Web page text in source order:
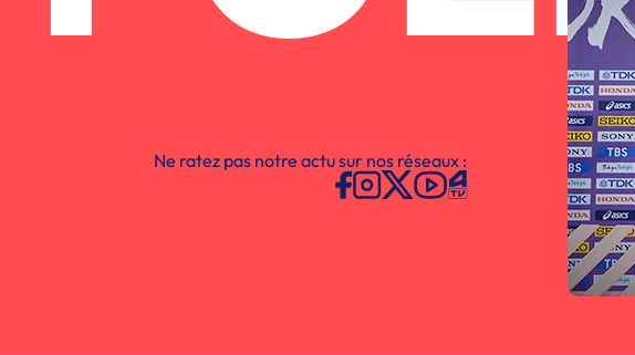
Ne ratez pas notre actu sur nos réseaux :